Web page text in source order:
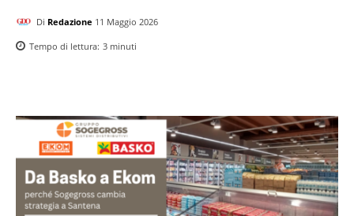
Di Redazione 11 Maggio 2026
Tempo di lettura: 3 minuti